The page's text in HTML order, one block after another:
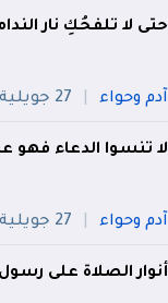
حتى لا تلفحُكِ نار
آدم وحواء 27 جويلية
لا تنسوا الدعاء فهو
آدم وحواء 27 جويلية
أنوار الصلاة على